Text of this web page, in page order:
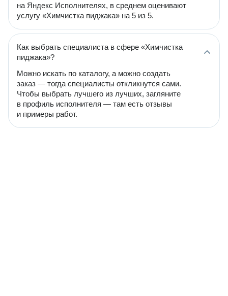
на Яндекс Исполнителях, в среднем оценивают
услугу «Химчистка пиджака» на 5 из 5.
Как выбрать специалиста в сфере «Химчистка
пиджака»?
Можно искать по каталогу, а можно создать
заказ — тогда специалисты откликнутся сами.
Чтобы выбрать лучшего из лучших, загляните
в профиль исполнителя — там есть отзывы
и примеры работ.